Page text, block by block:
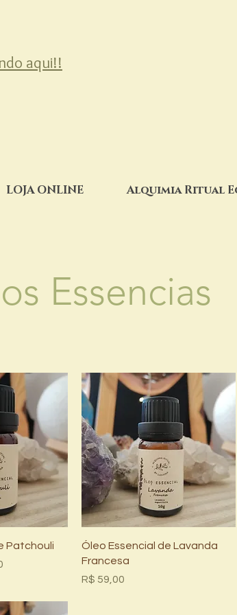
aqui!!
LOJA ONLINE Alquimia Ritual
Essencias
rápida
Patchouli
Visualização rápida
Óleo Essencial de Lavanda
Francesa
Preço
R$ 59,00